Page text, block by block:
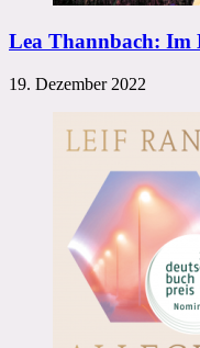
Lea Thannbach: Im
19. Dezember 2022